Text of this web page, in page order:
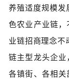
养殖适度规模
色农业产业链
业链招商理念不
链主型龙头企业
各镇街、各相